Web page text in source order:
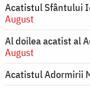
Acatistul Sfântului
August
Al doilea acatist al
August
Acatistul Adormirii